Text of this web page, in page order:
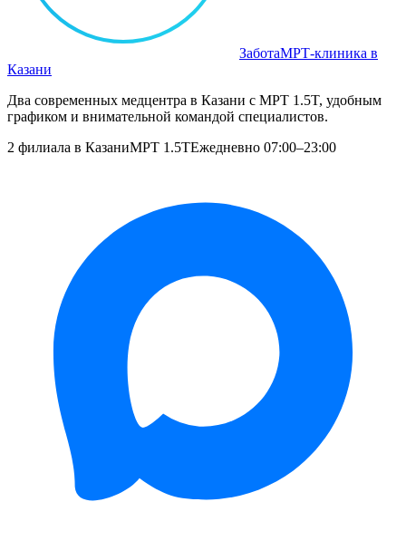
ЗаботаМРТ‑клиника в
Казани
Два современных медцентра в Казани с МРТ 1.5T, удобным
графиком и внимательной командой специалистов.
2 филиала в КазаниМРТ 1.5TЕжедневно 07:00–23:00